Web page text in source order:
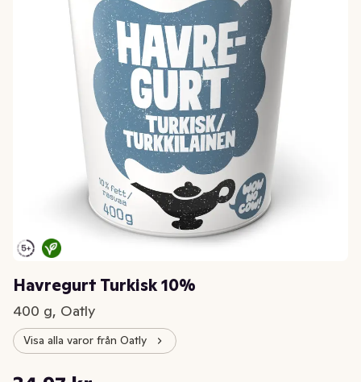
Havregurt Turkisk 10%
400 g, Oatly
Visa alla varor från Oatly
Styckpris: 87,43 kr /kg